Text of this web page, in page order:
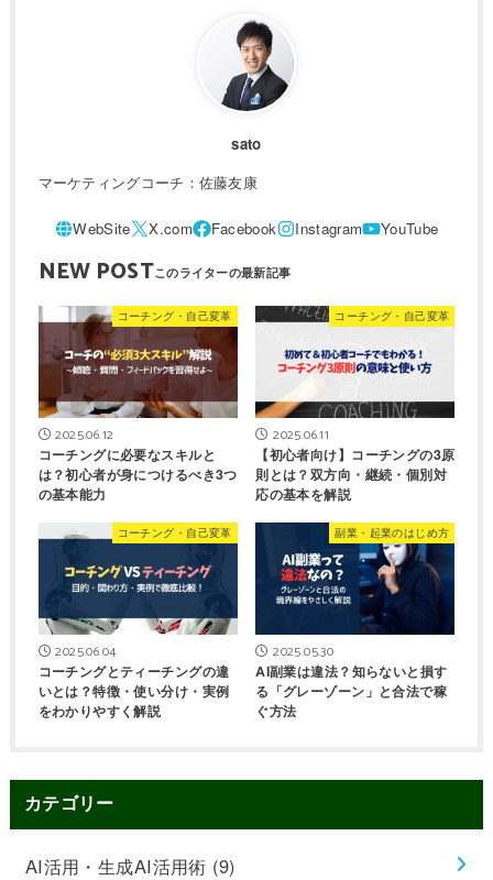
sato
マーケティングコーチ：佐藤友康
NEW POST
コーチング・自己変革
2025.06.12
コーチングに必要なスキルと
は？初心者が身につけるべき3つ
の基本能力
コーチング・自己変革
2025.06.11
【初心者向け】コーチングの3原
則とは？双方向・継続・個別対
応の基本を解説
コーチング・自己変革
2025.06.04
コーチングとティーチングの違
いとは？特徴・使い分け・実例
をわかりやすく解説
副業・起業のはじめ方
2025.05.30
AI副業は違法？知らないと損す
る「グレーゾーン」と合法で稼
ぐ方法
カテゴリー
AI活用・生成AI活用術 (9)